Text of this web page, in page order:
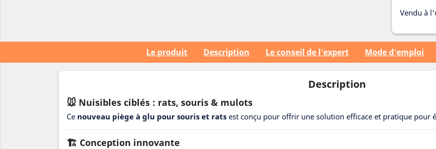
Vendu à
Le produit Description Le conseil de l'expert Mode d'emploi
Description
🐭 Nuisibles ciblés : rats, souris & mulots
Ce nouveau piège à glu pour souris et rats est conçu pour offrir une solution efficace et pratique pour
🏗️ Conception innovante